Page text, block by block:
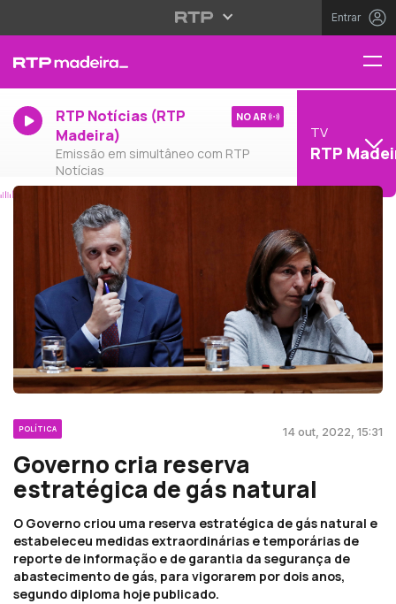
Entrar
RTP Notícias (RTP
Madeira)
Emissão em simultâneo com RTP
Notícias
NO AR
TV
RTP
POLÍTICA 14 out, 2022, 15:31
Governo cria reserva
estratégica de gás natural
O Governo criou uma reserva estratégica de gás natural e
estabeleceu medidas extraordinárias e temporárias de
reporte de informação e de garantia da segurança de
abastecimento de gás, para vigorarem por dois anos,
segundo diploma hoje publicado.